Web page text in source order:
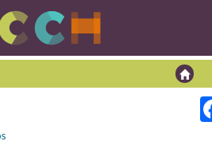
México 1